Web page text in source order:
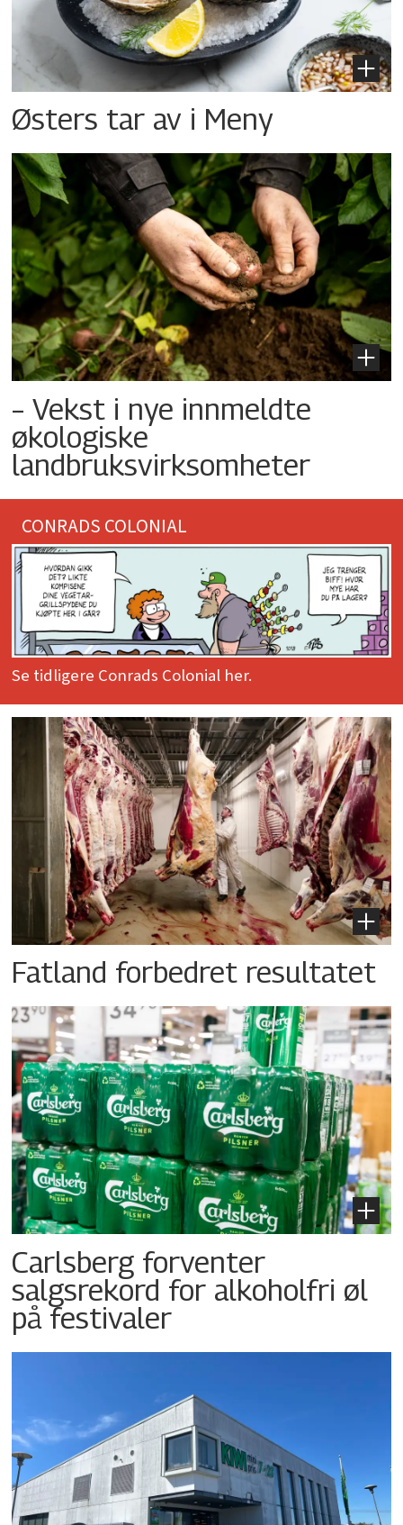
Østers tar av i Meny
– Vekst i nye innmeldte
økologiske
landbruksvirksomheter
CONRADS COLONIAL
Se tidligere Conrads Colonial her.
Fatland forbedret resultatet
Carlsberg forventer
salgsrekord for alkoholfri øl
på festivaler